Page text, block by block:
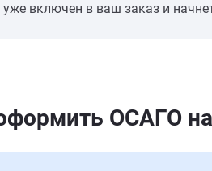
уже включен в ваш заказ и
ОСАГО на